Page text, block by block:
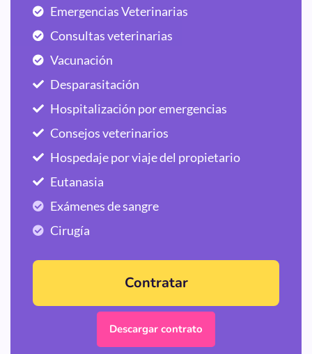
Emergencias Veterinarias
Consultas veterinarias
Vacunación
Desparasitación
Hospitalización por emergencias
Consejos veterinarios
Hospedaje por viaje del propietario
Eutanasia
Exámenes de sangre
Cirugía
Contratar
Descargar contrato